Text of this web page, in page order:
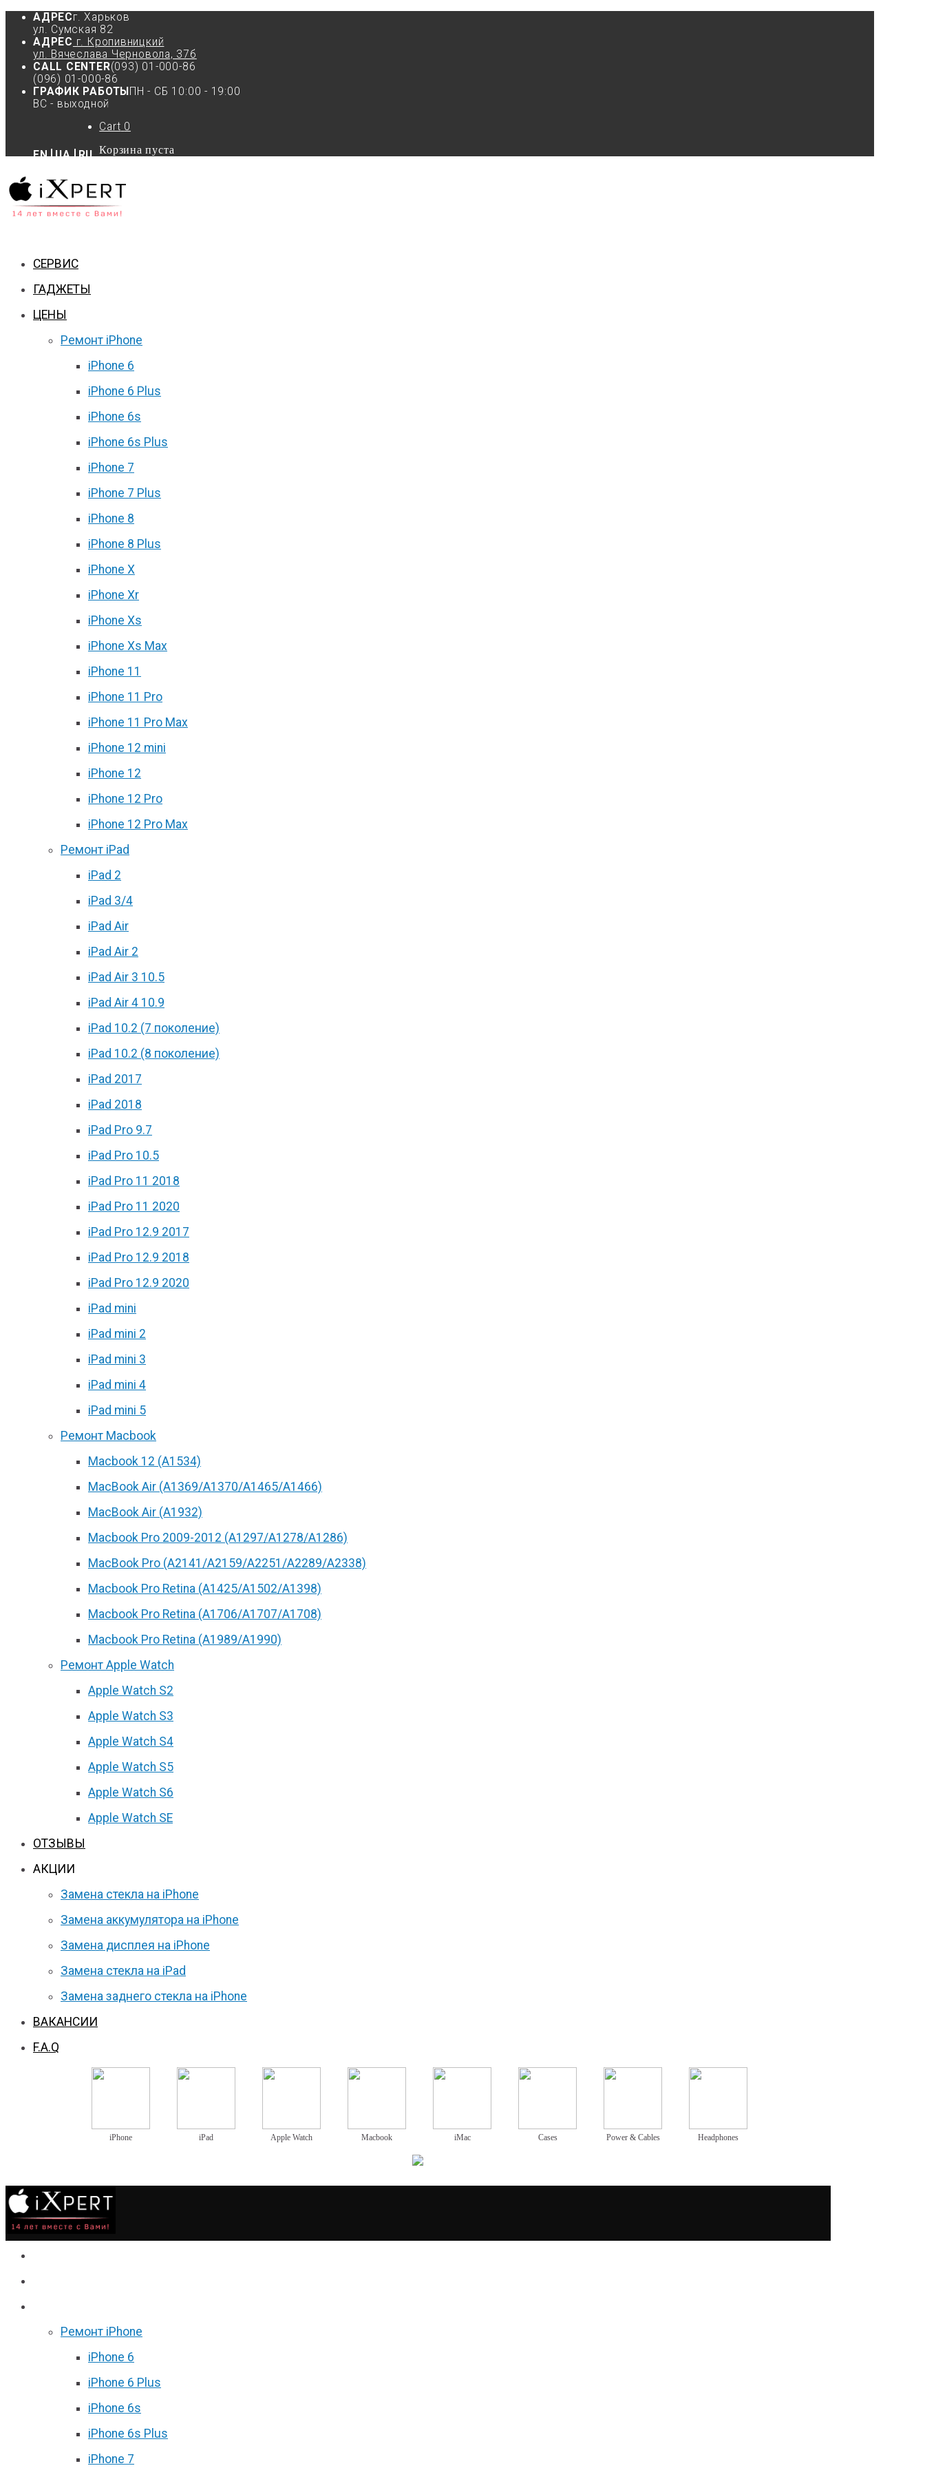
АДРЕСг. Харьков
ул. Сумская 82
АДРЕС г. Кропивницкий
ул. Вячеслава Черновола, 37б
CALL CENTER(093) 01-000-86
(096) 01-000-86
ГРАФИК РАБОТЫ ПН - СБ 10:00 - 19:00
ВС - выходной
EN UA RU
Cart 0
Корзина пуста
СЕРВИС
ГАДЖЕТЫ
ЦЕНЫ
Ремонт iPhone
iPhone 6
iPhone 6 Plus
iPhone 6s
iPhone 6s Plus
iPhone 7
iPhone 7 Plus
iPhone 8
iPhone 8 Plus
iPhone X
iPhone Xr
iPhone Xs
iPhone Xs Max
iPhone 11
iPhone 11 Pro
iPhone 11 Pro Max
iPhone 12 mini
iPhone 12
iPhone 12 Pro
iPhone 12 Pro Max
Ремонт iPad
iPad 2
iPad 3/4
iPad Air
iPad Air 2
iPad Air 3 10.5
iPad Air 4 10.9
iPad 10.2 (7 поколение)
iPad 10.2 (8 поколение)
iPad 2017
iPad 2018
iPad Pro 9.7
iPad Pro 10.5
iPad Pro 11 2018
iPad Pro 11 2020
iPad Pro 12.9 2017
iPad Pro 12.9 2018
iPad Pro 12.9 2020
iPad mini
iPad mini 2
iPad mini 3
iPad mini 4
iPad mini 5
Ремонт Macbook
Macbook 12 (А1534)
MacBook Air (A1369/A1370/A1465/A1466)
MacBook Air (A1932)
Macbook Pro 2009-2012 (A1297/A1278/A1286)
MacBook Pro (А2141/А2159/А2251/A2289/A2338)
Macbook Pro Retina (А1425/A1502/A1398)
Macbook Pro Retina (А1706/A1707/A1708)
Macbook Pro Retina (А1989/A1990)
Ремонт Apple Watch
Apple Watch S2
Apple Watch S3
Apple Watch S4
Apple Watch S5
Apple Watch S6
Apple Watch SE
ОТЗЫВЫ
АКЦИИ
Замена стекла на iPhone
Замена аккумулятора на iPhone
Замена дисплея на iPhone
Замена стекла на iPad
Замена заднего стекла на iPhone
ВАКАНСИИ
F.A.Q
iPhone iPad Apple Watch Macbook iMac Cases Power & Cables Headphones
Ремонт iPhone
iPhone 6
iPhone 6 Plus
iPhone 6s
iPhone 6s Plus
iPhone 7